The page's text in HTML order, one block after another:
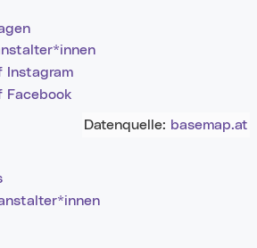
Datenquelle: basemap.at
Instagram
Facebook